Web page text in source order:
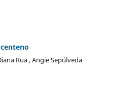
Rua , Angie Sepúlveda